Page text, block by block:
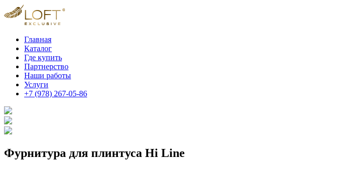
Главная
Каталог
Где купить
Партнерство
Наши работы
Услуги
+7 (978) 267-05-86
Фурнитура для плинтуса Hi Line